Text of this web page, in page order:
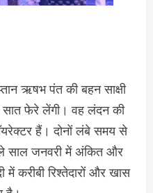
ऋषभ पंत की बहन साक्षी
सात फेरे लेंगी। वह लंदन की
हैं। दोनों लंबे समय से
साल जनवरी में अंकित और
में करीबी रिश्तेदारों और खास